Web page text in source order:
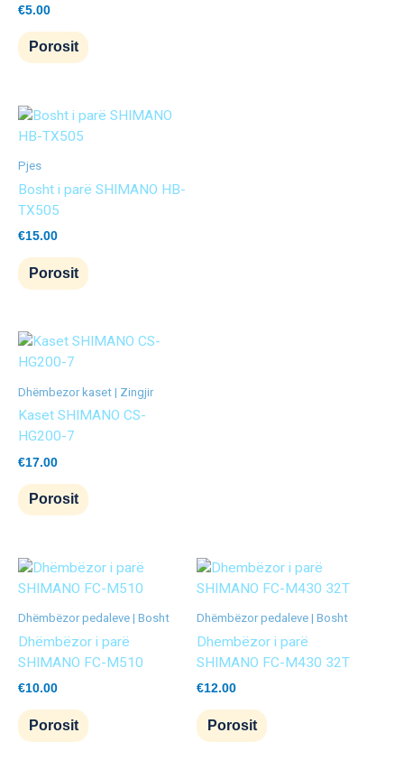
€5.00
Porosit
Pjes
Bosht i parë SHIMANO HB-
TX505
€15.00
Porosit
Dhëmbezor kaset | Zingjir
Kaset SHIMANO CS-
HG200-7
€17.00
Porosit
Dhëmbëzor pedaleve | Bosht
Dhëmbëzor i parë
SHIMANO FC-M510
€10.00
Porosit
Dhëmbëzor pedaleve | Bosht
Dhembëzor i parë
SHIMANO FC-M430 32T
€12.00
Porosit